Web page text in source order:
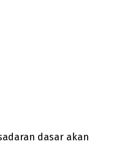
dasar akan